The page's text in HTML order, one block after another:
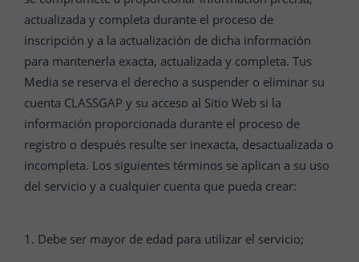
actualizada y completa durante el proceso de
inscripción y a la actualización de dicha información
para mantenerla exacta, actualizada y completa. Tus
Media se reserva el derecho a suspender o eliminar su
cuenta CLASSGAP y su acceso al Sitio Web si la
información proporcionada durante el proceso de
registro o después resulte ser inexacta, desactualizada o
incompleta. Los siguientes términos se aplican a su uso
del servicio y a cualquier cuenta que pueda crear:
1. Debe ser mayor de edad para utilizar el servicio;